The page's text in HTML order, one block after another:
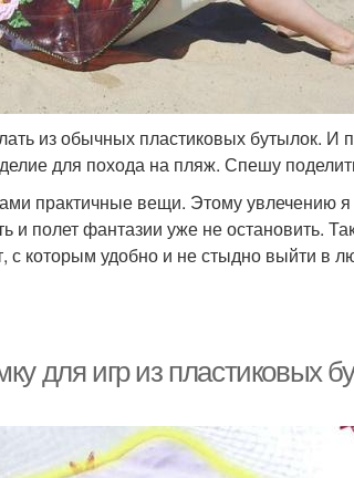
из обычных пластиковых бутылок. И
для похода на пляж. Спешу
практичные вещи. Этому увлечению
и полет фантазии уже не остановить.
с которым удобно и не стыдно выйти в
для игр из пластиковых